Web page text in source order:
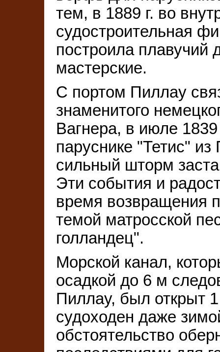
тем, в 1889 г. во
судостроительная
построила плавучий
мастерские.
С портом Пиллау
знаменитого
Вагнера, в июле
паруснике "Тетис"
сильный шторм
Эти события и
время возвращения
темой матросской
голландец".
Морской канал,
осадкой до 6 м
Пиллау, был открыт
судоходен даже
обстоятельство